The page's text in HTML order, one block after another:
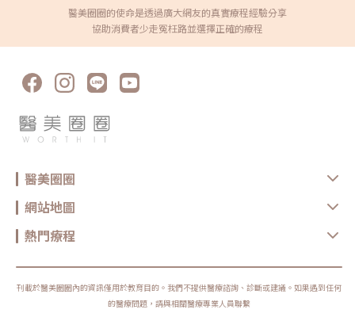
醫美圈圈的使命是透過廣大網友的真實療程經驗分享
協助消費者少走冤枉路並選擇正確的療程
醫美圈圈
網站地圖
熱門療程
刊載於醫美圈圈內的資訊僅用於教育目的。我們不提供醫療諮詢、診斷或建議。如果遇到任何
的醫療問題，請與相關醫療專業人員聯繫